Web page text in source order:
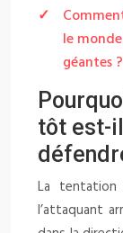
le
géantes ?
tôt est-
La
l’attaquant